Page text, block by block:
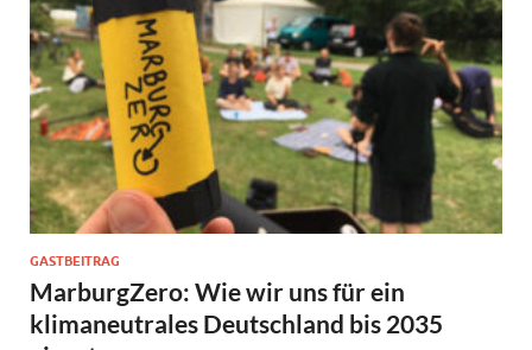
GASTBEITRAG
MarburgZero: Wie wir uns für ein
klimaneutrales Deutschland bis 2035